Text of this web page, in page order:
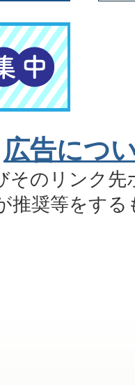
広告につ
のリンク先
推奨等をす